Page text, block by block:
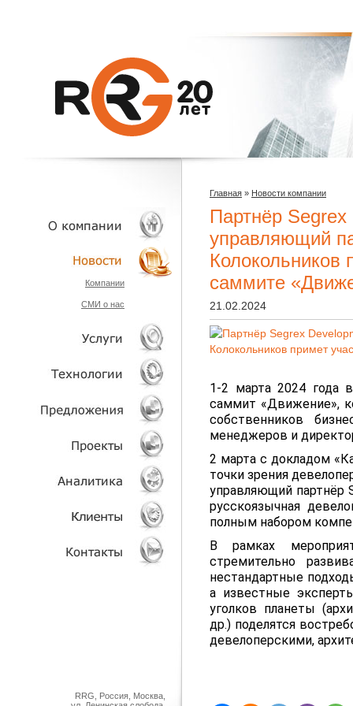
О КОМПАНИИ
НОВОСТИ
Компании
СМИ о нас
УСЛУГИ
ТЕХНОЛОГИИ
ОБЪЕКТЫ
ПРОЕКТЫ
АНАЛИТИКА
КЛИЕНТЫ
Главная » Новости компании
Партнёр
управляющий
Колокольников
саммите
21.02.2024
1-2 марта 2024 года
саммит «Движение»,
собственников
менеджеров и
2 марта с докладом
точки зрения
управляющий партнёр
русскоязычная
полным набором
В рамках
стремительно
нестандартные
а известные
уголков планеты
др.) поделятся
девелоперскими,
RRG, Россия, Москва,